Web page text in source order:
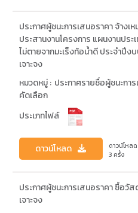
ประกาศผู้ชนะการเสนอราคา จ้าง
ประสานงานโครงการ แผนงานปร
ไม่ตายจากมะเร็งท้อน้ำดี ประจำปี
เจาะจง
หมวดหมู่ : ประกาศรายชื่อผู้ชนะกา
คัดเลือก
ประเภทไฟล์
ดาวน์โหลด
ดาวน์โหลด
3 ครั้ง
ประกาศผู้ชนะการเสนอราคา ซื้อวั
เจาะจง